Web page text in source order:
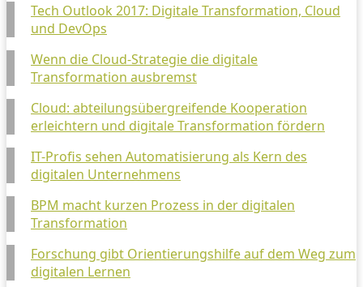
Tech Outlook 2017: Digitale Transformation, Cloud
und DevOps
Wenn die Cloud-Strategie die digitale
Transformation ausbremst
Cloud: abteilungsübergreifende Kooperation
erleichtern und digitale Transformation fördern
IT-Profis sehen Automatisierung als Kern des
digitalen Unternehmens
BPM macht kurzen Prozess in der digitalen
Transformation
Forschung gibt Orientierungshilfe auf dem Weg zum
digitalen Lernen